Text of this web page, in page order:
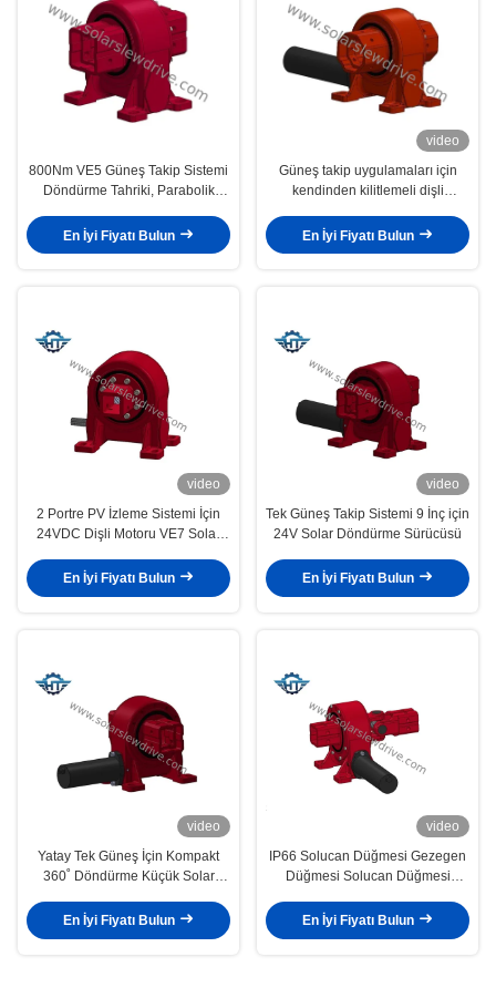
800Nm VE5 Güneş Takip Sistemi
Döndürme Tahriki, Parabolik
24VDC Planet Dişli Kutulu
En İyi Fiyatı Bulun
video
Güneş takip uygulamaları için
kendinden kilitlemeli dişli
yerleşime sahip Solar Slew Drive
VE7 tek eksenli aktüatör
En İyi Fiyatı Bulun
video
2 Portre PV İzleme Sistemi İçin
24VDC Dişli Motoru VE7 Solar
En İyi Fiyatı Bulun
video
Tek Güneş Takip Sistemi 9 İnç için
24V Solar Döndürme Sürücüsü
En İyi Fiyatı Bulun
video
Yatay Tek Güneş İçin Kompakt
360˚ Döndürme Küçük Solar
En İyi Fiyatı Bulun
video
IP66 Solucan Düğmesi Gezegen
Düğmesi Solucan Düğmesi
Sürüşü 150 1 oranıyla
En İyi Fiyatı Bulun